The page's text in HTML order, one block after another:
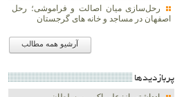
رحل‌سازی میان اصالت و فراموشی؛ رحل
اصفهان در مساجد و خانه های گرجستان
آرشیو همه مطالب
پربازديدها